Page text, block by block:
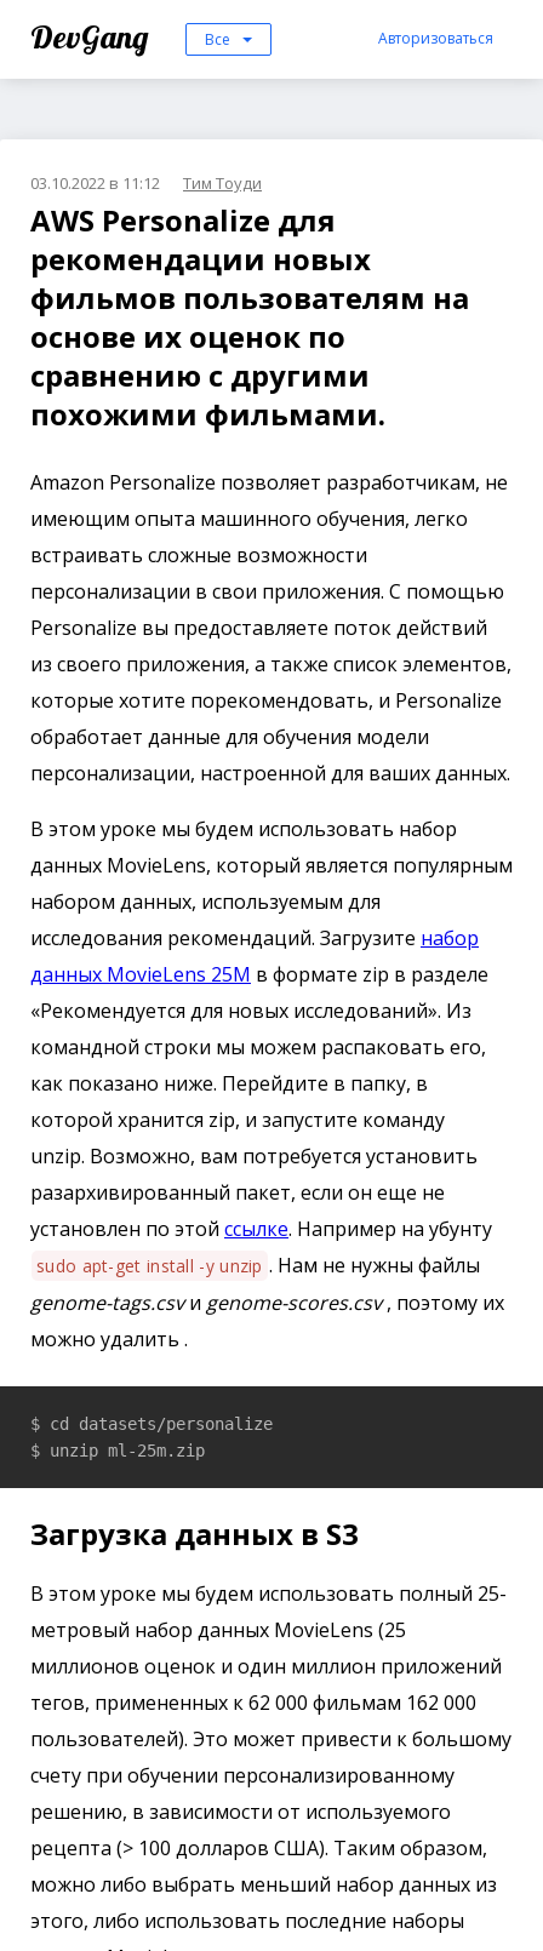
DevGang Все Авторизоваться
03.10.2022 в 11:12 Тим Тоуди
AWS Personalize для
рекомендации новых
фильмов пользователям на
основе их оценок по
сравнению с другими
похожими фильмами.
Amazon Personalize позволяет разработчикам, не
имеющим опыта машинного обучения, легко
встраивать сложные возможности
персонализации в свои приложения. С помощью
Personalize вы предоставляете поток действий
из своего приложения, а также список элементов,
которые хотите порекомендовать, и Personalize
обработает данные для обучения модели
персонализации, настроенной для ваших данных.
В этом уроке мы будем использовать набор
данных MovieLens, который является популярным
набором данных, используемым для
исследования рекомендаций. Загрузите набор
данных MovieLens 25M в формате zip в разделе
«Рекомендуется для новых исследований». Из
командной строки мы можем распаковать его,
как показано ниже. Перейдите в папку, в
которой хранится zip, и запустите команду
unzip. Возможно, вам потребуется установить
разархивированный пакет, если он еще не
установлен по этой ссылке. Например на убунту
sudo apt-get install -y unzip . Нам не нужны файлы
genome-tags.csvи genome-scores.csv, поэтому их
можно удалить .
$ cd datasets/personalize
$ unzip ml-25m.zip
Загрузка данных в S3
В этом уроке мы будем использовать полный 25-
метровый набор данных MovieLens (25
миллионов оценок и один миллион приложений
тегов, примененных к 62 000 фильмам 162 000
пользователей). Это может привести к большому
счету при обучении персонализированному
решению, в зависимости от используемого
рецепта (> 100 долларов США). Таким образом,
можно либо выбрать меньший набор данных из
этого, либо использовать последние наборы